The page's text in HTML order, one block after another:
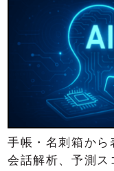
手帳・名刺箱から
会話解析、予測ス